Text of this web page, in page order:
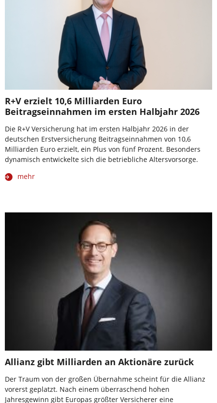
R+V erzielt 10,6 Milliarden Euro
Beitragseinnahmen im ersten Halbjahr 2026
Die R+V Versicherung hat im ersten Halbjahr 2026 in der
deutschen Erstversicherung Beitragseinnahmen von 10,6
Milliarden Euro erzielt, ein Plus von fünf Prozent. Besonders
dynamisch entwickelte sich die betriebliche Altersvorsorge.
mehr
Allianz gibt Milliarden an Aktionäre zurück
Der Traum von der großen Übernahme scheint für die Allianz
vorerst geplatzt. Nach einem überraschend hohen
Jahresgewinn gibt Europas größter Versicherer eine